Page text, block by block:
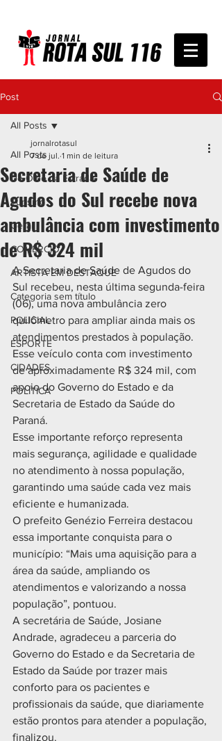
Post
All Posts
De Olho na Estrada
Turismo
Geral
COMÉRCIO
ARTISTA EM DESTAQUE
Categoria sem título
POLICIAL
ESPORTE
CIDADES
POLÍTICA
All Posts
Secretaria de Saúde de
Agudos do Sul recebe nova
ambulância com investimento
de R$ 324 mil
jornalrotasul
7 de jul. 1 min de leitura
A Secretaria de Saúde de Agudos do
Sul recebeu, nesta última segunda-feira
(06), uma nova ambulância zero
quilômetro para ampliar ainda mais os
atendimentos prestados à população.
Esse veículo conta com investimento
de aproximadamente R$ 324 mil, com
apoio do Governo do Estado e da
Secretaria de Estado da Saúde do
Paraná.
Esse importante reforço representa
mais segurança, agilidade e qualidade
no atendimento à nossa população,
garantindo uma saúde cada vez mais
eficiente e humanizada.
O prefeito Genézio Ferreira destacou
essa importante conquista para o
município: “Mais uma aquisição para a
área da saúde, ampliando os
atendimentos e valorizando a nossa
população”, pontuou.
A secretária de Saúde, Josiane
Andrade, agradeceu a parceria do
Governo do Estado e da Secretaria de
Estado da Saúde por trazer mais
conforto para os pacientes e
profissionais da saúde, que diariamente
estão prontos para atender a população,
finalizou.